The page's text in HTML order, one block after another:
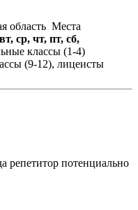
область Места
ср, чт, пт, сб,
классы (1-4)
(9-12), лицеисты
репетитор потенциально